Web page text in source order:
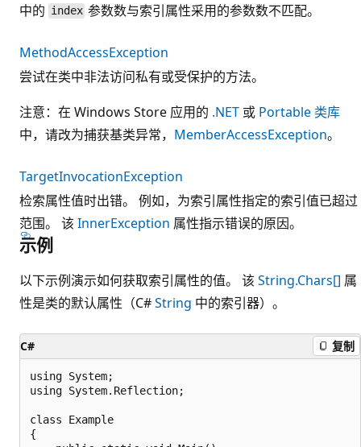
中的 index 参数数与索引属性采用的参数数不匹配。
MethodAccessException
尝试在类中非法访问私有或受保护的方法。
注意：在 Windows Store 应用的 .NET 或 Portable 类库
中，请改为捕获基类异常， MemberAccessException。
TargetInvocationException
检索属性值时出错。 例如，为索引属性指定的索引值已超过
范围。 该 InnerException 属性指示错误的原因。
示例
以下示例演示如何获取索引属性的值。 该 String.Chars[] 属
性是类的默认属性（C#String 中的索引器）。
C# 复制
using System;
using System.Reflection;
class Example
{